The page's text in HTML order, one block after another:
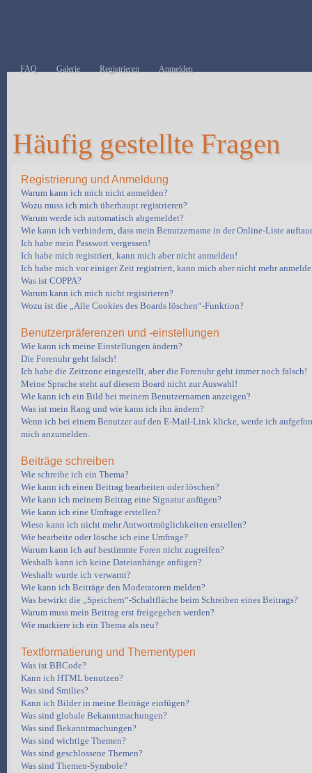
FAQ Galerie Registrieren Anmelden
Häufig gestellte Fragen
Registrierung und Anmeldung
Warum kann ich mich nicht anmelden?
Wozu muss ich mich überhaupt registrieren?
Warum werde ich automatisch abgemeldet?
Wie kann ich verhindern, dass mein Benutzername in der Online-Liste
Ich habe mein Passwort vergessen!
Ich habe mich registriert, kann mich aber nicht anmelden!
Ich habe mich vor einiger Zeit registriert, kann mich aber nicht mehr
Was ist COPPA?
Warum kann ich mich nicht registrieren?
Wozu ist die „Alle Cookies des Boards löschen“-Funktion?
Benutzerpräferenzen und -einstellungen
Wie kann ich meine Einstellungen ändern?
Die Forenuhr geht falsch!
Ich habe die Zeitzone eingestellt, aber die Forenuhr geht immer noch falsch!
Meine Sprache steht auf diesem Board nicht zur Auswahl!
Wie kann ich ein Bild bei meinem Benutzernamen anzeigen?
Was ist mein Rang und wie kann ich ihn ändern?
Wenn ich bei einem Benutzer auf den E-Mail-Link klicke, werde ich
mich anzumelden.
Beiträge schreiben
Wie schreibe ich ein Thema?
Wie kann ich einen Beitrag bearbeiten oder löschen?
Wie kann ich meinem Beitrag eine Signatur anfügen?
Wie kann ich eine Umfrage erstellen?
Wieso kann ich nicht mehr Antwortmöglichkeiten erstellen?
Wie bearbeite oder lösche ich eine Umfrage?
Warum kann ich auf bestimmte Foren nicht zugreifen?
Weshalb kann ich keine Dateianhänge anfügen?
Weshalb wurde ich verwarnt?
Wie kann ich Beiträge den Moderatoren melden?
Was bewirkt die „Speichern“-Schaltfläche beim Schreiben eines Beitrags?
Warum muss mein Beitrag erst freigegeben werden?
Wie markiere ich ein Thema als neu?
Textformatierung und Thementypen
Was ist BBCode?
Kann ich HTML benutzen?
Was sind Smilies?
Kann ich Bilder in meine Beiträge einfügen?
Was sind globale Bekanntmachungen?
Was sind Bekanntmachungen?
Was sind wichtige Themen?
Was sind geschlossene Themen?
Was sind Themen-Symbole?